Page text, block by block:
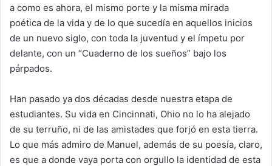
a como es ahora, el mismo porte y la misma mirada
poética de la vida y de lo que sucedía en aquellos inicios
de un nuevo siglo, con toda la juventud y el ímpetu por
delante, con un “Cuaderno de los sueños” bajo los
párpados.
Han pasado ya dos décadas desde nuestra etapa de
estudiantes. Su vida en Cincinnati, Ohio no lo ha alejado
de su terruño, ni de las amistades que forjó en esta tierra.
Lo que más admiro de Manuel, además de su poesía, claro,
es que a donde vaya porta con orgullo la identidad de esta